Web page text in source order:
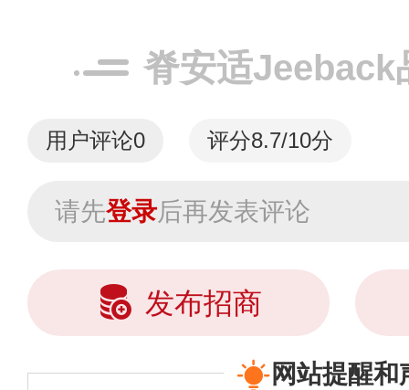
脊安适Jeeback
用户评论0 评分8.7/10分
请先登录后再发表评论
发布招商
网站提醒和